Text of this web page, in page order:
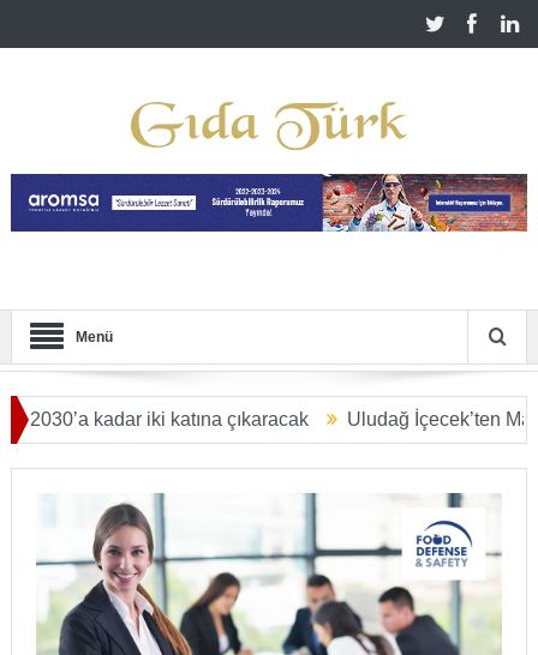
Menü
kadar iki katına çıkaracak Uludağ İçecek’ten Malatya’ya
DOLARA ULAŞACAK